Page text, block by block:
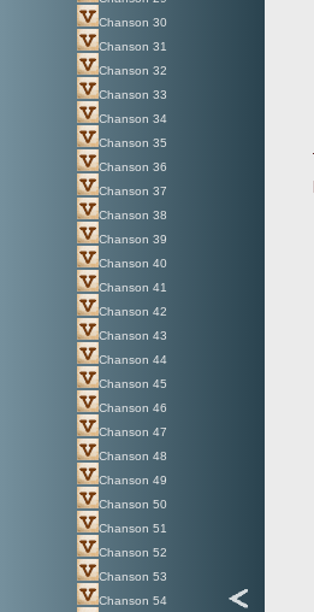
Chanson 30
Chanson 31
Chanson 32
Chanson 33
Chanson 34
Chanson 35
Chanson 36
Chanson 37
Chanson 38
Chanson 39
Chanson 40
Chanson 41
Chanson 42
Chanson 43
Chanson 44
Chanson 45
Chanson 46
Chanson 47
Chanson 48
Chanson 49
Chanson 50
Chanson 51
Chanson 52
Chanson 53
Chanson 54